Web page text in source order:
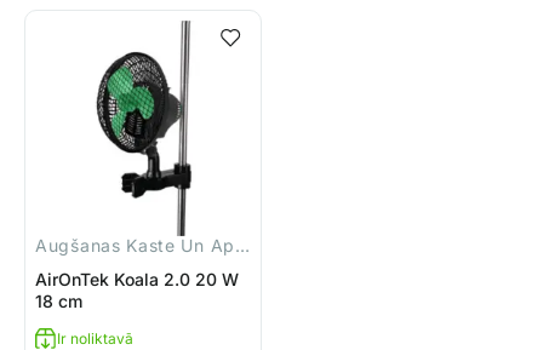
Augšanas Kaste Un Aprīkojums
AirOnTek Koala 2.0 20 W
18 cm
Ir noliktavā